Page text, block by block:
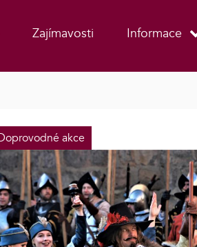
Zajímavosti Informace
akce